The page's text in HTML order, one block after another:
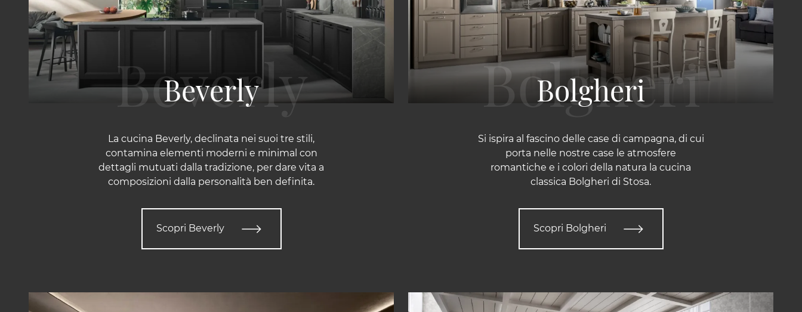
Beverly
La cucina Beverly, declinata nei suoi tre stili,
contamina elementi moderni e minimal con
dettagli mutuati dalla tradizione, per dare vita a
composizioni dalla personalità ben definita.
Scopri Beverly
Bolgheri
Si ispira al fascino delle case di campagna, di cui
porta nelle nostre case le atmosfere
romantiche e i colori della natura la cucina
classica Bolgheri di Stosa.
Scopri Bolgheri